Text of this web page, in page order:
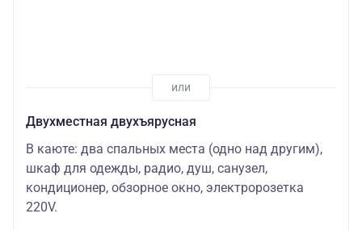
Двухместная двухъярусная
В каюте: два спальных места (одно над другим),
шкаф для одежды, радио, душ, санузел,
кондиционер, обзорное окно, электророзетка
220V.